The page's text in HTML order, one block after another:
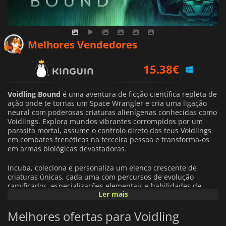
Melhores Vendedores
15.91€
17.49€
Voidling Bound é uma aventura de ficção científica repleta de
ação onde te tornas um Space Wrangler e cria uma ligação
neural com poderosas criaturas alienígenas conhecidas como
Voidlings. Explora mundos vibrantes corrompidos por um
parasita mortal, assume o controlo direto dos teus Voidlings
em combates frenéticos na terceira pessoa e transforma-os
em armas biológicas devastadoras.
Incuba, coleciona e personaliza um elenco crescente de
criaturas únicas, cada uma com percursos de evolução
ramificados, especializações elementais e habilidades de
combate distintas. Dispara, corta, esquiva-te, defende-te e
enxames hostis, chefes gigantescos e desafios cada vez mais
perigosos.
Ler mais
Melhores ofertas para Voidling